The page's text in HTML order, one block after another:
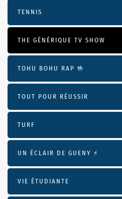
TENNIS
THE GÉNÉRIQUE TV SHOW
TOHU BOHU RAP 🤟
TOUT POUR RÉUSSIR
TURF
UN ÉCLAIR DE GUENY ⚡️
VIE ÉTUDIANTE